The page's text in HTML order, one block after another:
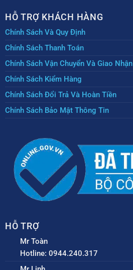
HỖ TRỢ KHÁCH HÀNG
Chính Sách Và Quy Định
Chính Sách Thanh Toán
Chính Sách Vận Chuyển Và Giao Nhận
Chính Sách Kiểm Hàng
Chính Sách Đổi Trả Và Hoàn Tiền
Chính Sách Bảo Mật Thông Tin
HỖ TRỢ
Mr Toàn
Hotline: 0944.240.317